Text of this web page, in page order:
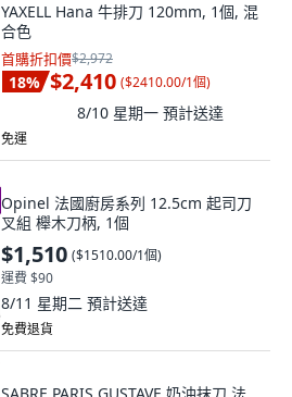
YAXELL Hana 牛排刀 120mm, 1個, 混
合色
首購折扣價$2,972
18% $2,410 ($2410.00/1個)
8/10 星期一 預計送達
免運
Opinel 法國廚房系列 12.5cm 起司刀
叉組 櫸木刀柄, 1個
$1,510 ($1510.00/1個)
運費 $90
8/11 星期二 預計送達
免費退貨